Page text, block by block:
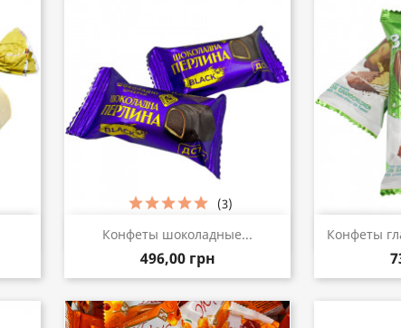
Конфеты шоколадные...
496,00 грн
(3)
Быстрый просмотр Конфеты
